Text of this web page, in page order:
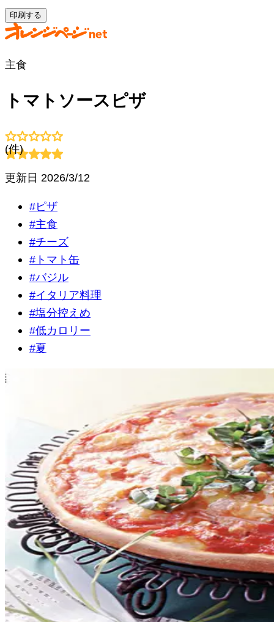
印刷する
主食
トマトソースピザ
(件)
更新日 2026/3/12
#ピザ
#主食
#チーズ
# トマト缶
#バジル
#イタリア料理
#塩分控えめ
#低カロリー
#夏